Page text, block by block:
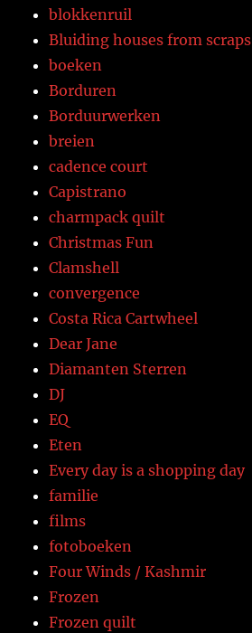
blokkenruil
Bluiding houses from scraps
boeken
Borduren
Borduurwerken
breien
cadence court
Capistrano
charmpack quilt
Christmas Fun
Clamshell
convergence
Costa Rica Cartwheel
Dear Jane
Diamanten Sterren
DJ
EQ
Eten
Every day is a shopping day
familie
films
fotoboeken
Four Winds / Kashmir
Frozen
Frozen quilt